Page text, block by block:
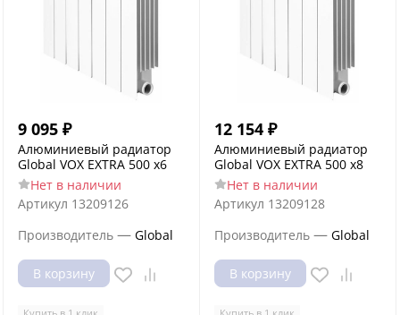
9 095 ₽
Алюминиевый радиатор
Global VOX EXTRA 500 x6
Нет в наличии
Артикул 13209126
Производитель — Global
В корзину
12 154 ₽
Алюминиевый радиатор
Global VOX EXTRA 500 x8
Нет в наличии
Артикул 13209128
Производитель — Global
В корзину